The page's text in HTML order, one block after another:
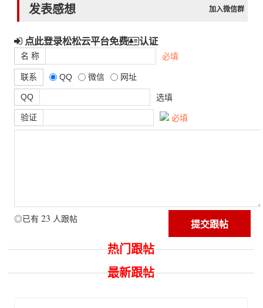
发表感想 加入微信群
点此登录松松云平台免费 认证
名 称 必填
联系 QQ 微信 网址
QQ 选填
验证 必填
◎已有 23 人跟帖
热门跟帖
最新跟帖